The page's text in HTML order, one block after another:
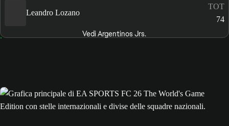
Leandro Lozano
TOT
74
Vedi Argentinos Jrs.